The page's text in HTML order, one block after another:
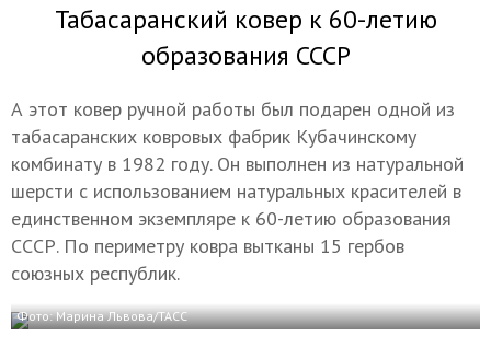
Табасаранский ковер к 60-летию
образования СССР
А этот ковер ручной работы был подарен одной из
табасаранских ковровых фабрик Кубачинскому
комбинату в 1982 году. Он выполнен из натуральной
шерсти с использованием натуральных красителей в
единственном экземпляре к 60-летию образования
СССР. По периметру ковра вытканы 15 гербов
союзных республик.
Фото: Марина Львова/ТАСС